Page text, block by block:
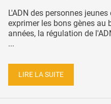
L'ADN des personnes
exprimer les bons gènes au
années, la régulation de
...
LIRE LA SUITE